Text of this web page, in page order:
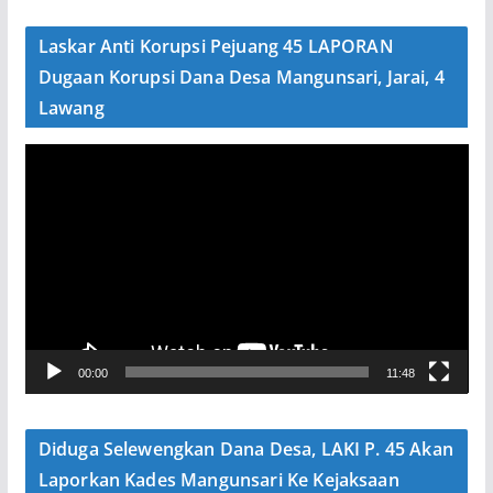
e
Laskar Anti Korupsi Pejuang 45 LAPORAN
Dugaan Korupsi Dana Desa Mangunsari, Jarai, 4
Lawang
V
e
00:00 11:48
Diduga Selewengkan Dana Desa, LAKI P. 45 Akan
Laporkan Kades Mangunsari Ke Kejaksaan